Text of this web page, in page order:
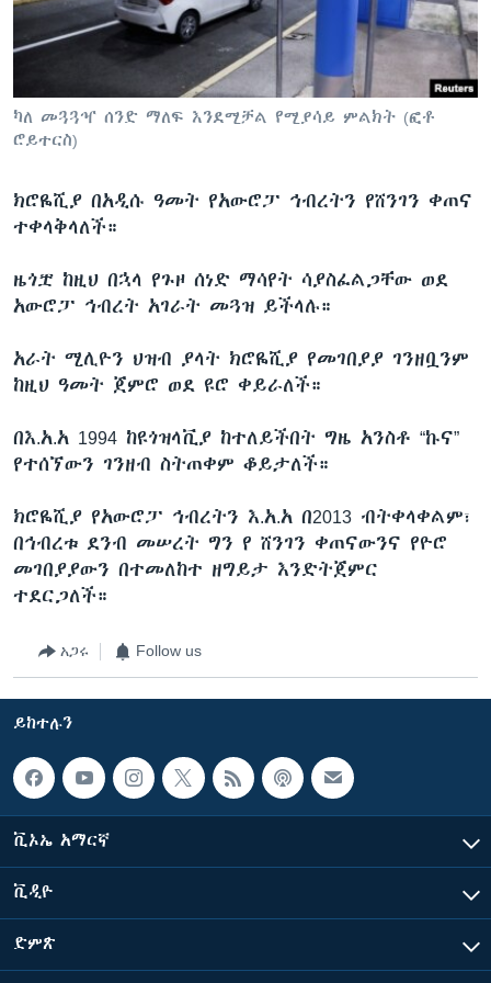
ካለ መጓጓዣ ሰንድ ማለፍ እንደሚቻል የሚያሳይ ምልክት (ፎቶ
ሮይተርስ)
ክሮዬሺያ በአዲሱ ዓመት የአውሮፓ ኅብረትን የሸንገን ቀጠና
ተቀላቅላለች።
ዜጎቿ ከዚህ በኋላ የጉዞ ሰነድ ማሳየት ሳያስፈልጋቸው ወደ
አውሮፓ ኅብረት አገራት መጓዝ ይችላሉ።
አራት ሚሊዮን ህዝብ ያላት ክሮዬሺያ የመገበያያ ገንዘቧንም
ከዚህ ዓመት ጀምሮ ወደ ዩሮ ቀይራለች።
በእ.አ.አ 1994 ከዩጎዝላቪያ ከተለይችበት ግዜ አንስቶ “ኩና”
የተሰኘውን ገንዘብ ስትጠቀም ቆይታለች።
ክሮዬሺያ የአውሮፓ ኅብረትን እ.አ.አ በ2013 ብትቀላቀልም፣
በኅብረቱ ደንብ መሠረት ግን የ ሸንገን ቀጠናውንና የዮሮ
መገበያያውን በተመለከተ ዘግይታ እንድትጀምር
ተደርጋለች።
አጋሩ Follow us
ይከተሉን
ቪኦኤ አማርኛ
ቪዲዮ
ድምጽ